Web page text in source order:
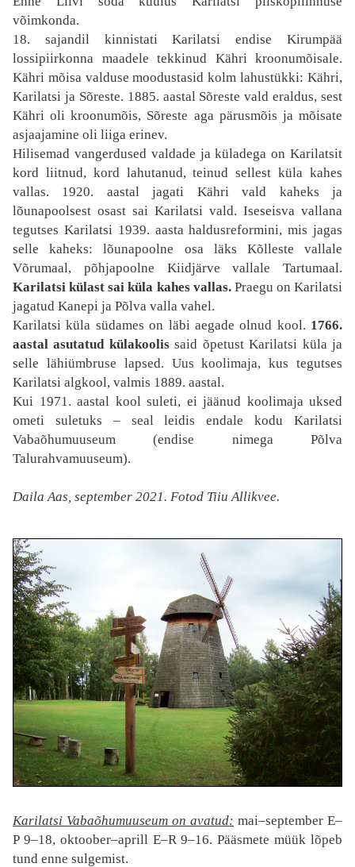
võimkonda.
18. sajandil kinnistati Karilatsi endise Kirumpää
lossipiirkonna maadele tekkinud Kähri kroonumõisale.
Kähri mõisa valduse moodustasid kolm lahustükki: Kähri,
Karilatsi ja Sõreste. 1885. aastal Sõreste vald eraldus, sest
Kähri oli kroonumõis, Sõreste aga pärusmõis ja mõisate
asjaajamine oli liiga erinev.
Hilisemad vangerdused valdade ja küladega on Karilatsit
kord liitnud, kord lahutanud, teinud sellest küla kahes
vallas. 1920. aastal jagati Kähri vald kaheks ja
lõunapoolsest osast sai Karilatsi vald. Iseseisva vallana
tegutses Karilatsi 1939. aasta haldusreformini, mis jagas
selle kaheks: lõunapoolne osa läks Kõlleste vallale
Võrumaal, põhjapoolne Kiidjärve vallale Tartumaal.
Karilatsi külast sai küla kahes vallas.Praegu on Karilatsi
jagatud Kanepi ja Põlva valla vahel.
Karilatsi küla südames on läbi aegade olnud kool. 1766.
aastal asutatud külakoolissaid õpetust Karilatsi küla ja
selle lähiümbruse lapsed. Uus koolimaja, kus tegutses
Karilatsi algkool, valmis 1889. aastal.
Kui 1971. aastal kool suleti, ei jäänud koolimaja uksed
ometi suletuks – seal leidis endale kodu Karilatsi
Vabaõhumuuseum (endise nimega Põlva
Talurahvamuuseum).
Daila Aas, september 2021. Fotod Tiiu Allikvee.
Karilatsi Vabaõhumuuseum on avatud: mai–september E–
P 9–18, oktoober–aprill E–R 9–16. Pääsmete müük lõpeb
tund enne sulgemist.